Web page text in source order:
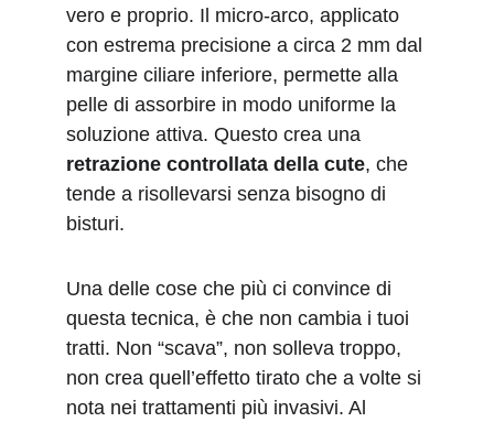
vero e proprio. Il micro-arco, applicato
con estrema precisione a circa 2 mm dal
margine ciliare inferiore, permette alla
pelle di assorbire in modo uniforme la
soluzione attiva. Questo crea una
retrazione controllata della cute, che
tende a risollevarsi senza bisogno di
bisturi.
Una delle cose che più ci convince di
questa tecnica, è che non cambia i tuoi
tratti. Non “scava”, non solleva troppo,
non crea quell’effetto tirato che a volte si
nota nei trattamenti più invasivi. Al